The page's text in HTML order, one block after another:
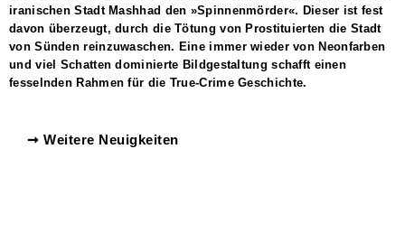
iranischen Stadt Mashhad den »Spinnenmörder«. Dieser ist fest
davon überzeugt, durch die Tötung von Prostituierten die Stadt
von Sünden reinzuwaschen. Eine immer wieder von Neonfarben
und viel Schatten dominierte Bildgestaltung schafft einen
fesselnden Rahmen für die True-Crime Geschichte.
➞ Weitere Neuigkeiten